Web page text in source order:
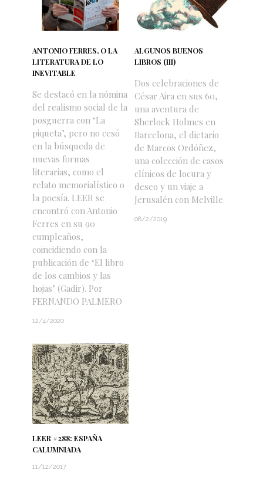
ANTONIO FERRES, O LA
LITERATURA DE LO
INEVITABLE
Se destacó en la nómina
del realismo social de la
posguerra con ‘La
piqueta’, pero no cesó
en la búsqueda de
nuevas formas
literarias, como el
relato memorialístico o
la poesía. LEER se
encontró con Antonio
Ferres en su 90
cumpleaños,
coincidiendo con la
publicación de ‘El libro
de los cambios y las
hojas’ (Gadir). Por
FERNANDO PALMERO
12/4/2020
ALGUNOS BUENOS
LIBROS (III)
Dos celebraciones de
César Aira en sus 60,
una aventura de
Sherlock Holmes en
Barcelona, el dietario
de Marcos Ordóñez,
una colección de casos
clínicos de locura y
deseo y un viaje a
Jerusalén con Melville.
08/2/2019
LEER #288: ESPAÑA
CALUMNIADA
11/12/2017